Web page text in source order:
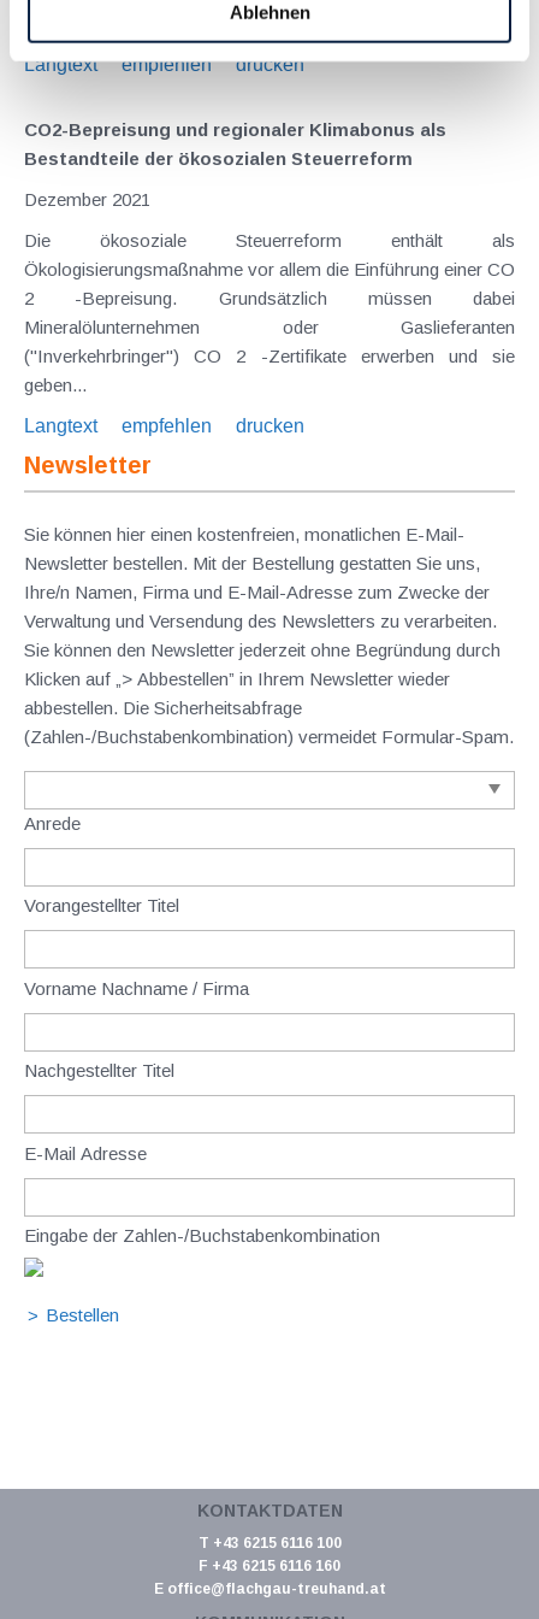
Ablehnen
für das gesamte Jahr eine Inflationsrate von...
Langtext
empfehlen drucken
CO2-Bepreisung und regionaler Klimabonus als
Bestandteile der ökosozialen Steuerreform
Dezember 2021
Die ökosoziale Steuerreform enthält als
Ökologisierungsmaßnahme vor allem die Einführung einer CO
2 -Bepreisung. Grundsätzlich müssen dabei
Mineralölunternehmen oder Gaslieferanten
("Inverkehrbringer") CO 2 -Zertifikate erwerben und sie
geben...
Langtext
empfehlen drucken
Newsletter
Sie können hier einen kostenfreien, monatlichen E-Mail-
Newsletter bestellen. Mit der Bestellung gestatten Sie uns,
Ihre/n Namen, Firma und E-Mail-Adresse zum Zwecke der
Verwaltung und Versendung des Newsletters zu verarbeiten.
Sie können den Newsletter jederzeit ohne Begründung durch
Klicken auf „> Abbestellen” in Ihrem Newsletter wieder
abbestellen. Die Sicherheitsabfrage
(Zahlen-/Buchstabenkombination) vermeidet Formular-Spam.
Anrede
Vorangestellter Titel
Vorname Nachname / Firma
Nachgestellter Titel
E-Mail Adresse
Eingabe der Zahlen-/Buchstabenkombination
KONTAKTDATEN
T +43 6215 6116 100
F +43 6215 6116 160
E office@flachgau-treuhand.at